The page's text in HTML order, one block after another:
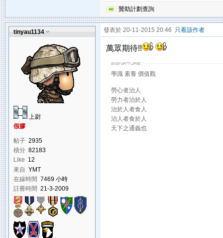
贊助計劃查詢
tinyau1134
上尉
假膠
帖子 2935
積分 82183
Like 12
來自 YMT
在線時間 7469 小時
註冊時間 21-3-2009
發表於 20-11-2015 20:46 只看該作者
萬眾期待!!
學識 素養 價值觀
勞心者治人
勞力者治於人
治於人者食人
治人者食於人
天下之通義也